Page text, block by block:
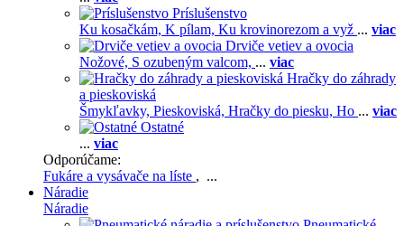
Príslušenstvo
Ku kosačkám, K pílam, Ku krovinorezom a vyž ... viac
Drviče vetiev a ovocia
Nožové, S ozubeným valcom, ... viac
Hračky do záhrady
a pieskoviská
Šmykľavky, Pieskoviská, Hračky do piesku, Ho ... viac
Ostatné
... viac
Odporúčame:
Fukáre a vysávače na líste , ...
Náradie
Náradie